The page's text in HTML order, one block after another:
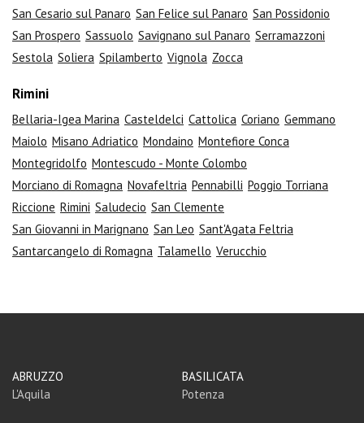
San Cesario sul Panaro San Felice sul Panaro San Possidonio
San Prospero Sassuolo Savignano sul Panaro Serramazzoni
Sestola Soliera Spilamberto Vignola Zocca
Rimini
Bellaria-Igea Marina Casteldelci Cattolica Coriano Gemmano
Maiolo Misano Adriatico Mondaino Montefiore Conca
Montegridolfo Montescudo - Monte Colombo
Morciano di Romagna Novafeltria Pennabilli Poggio Torriana
Riccione Rimini Saludecio San Clemente
San Giovanni in Marignano San Leo Sant'Agata Feltria
Santarcangelo di Romagna Talamello Verucchio
ABRUZZO
L'Aquila
BASILICATA
Potenza